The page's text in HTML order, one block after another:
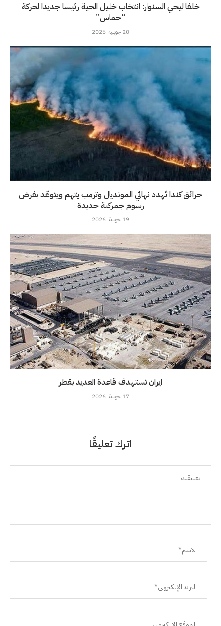
خلفا ليحي السنوار: انتخاب خليل الحية رئيسا جديدا لحركة
“حماس”
20 جويلية، 2026
حرائق كندا تُهدد نهائي المونديال وترمب يتهم ويتوعّد بفرض
رسوم جمركية جديدة
19 جويلية، 2026
ايران تستهدف قاعدة العديد بقطر
17 جويلية، 2026
اترك تعليقًا